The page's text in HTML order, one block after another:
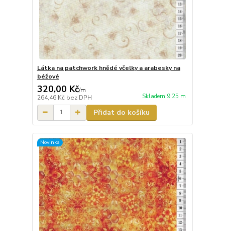
Látka na patchwork hnědé včelky a arabesky na
béžové
320,00 Kč/m
264,46 Kč bez DPH Skladem 9.25 m
Přidat do košíku
Novinka